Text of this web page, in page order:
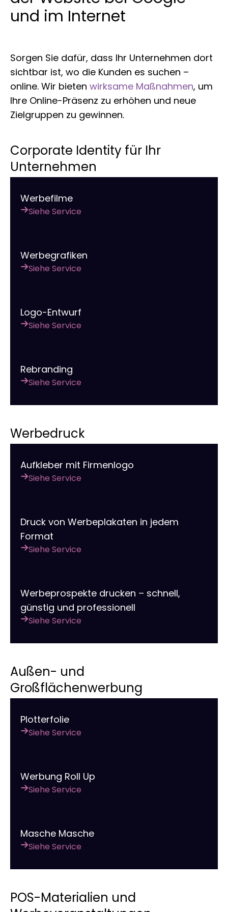
Linkaufbau
Audyt SEO
Optymalizacja SEO
LinkedIn-Anzeigen
Umgang mit sozialen Medien
Remarketing
Übersetzung von Websites
Server-Verwaltung
Werbekleidung
und im Internet
Sorgen Sie dafür, dass Ihr Unternehmen dort
sichtbar ist, wo die Kunden es suchen –
online. Wir bieten wirksame Maßnahmen, um
Ihre Online-Präsenz zu erhöhen und neue
Zielgruppen zu gewinnen.
Corporate Identity für Ihr
Unternehmen
Werbefilme
Siehe Service
Werbegrafiken
Siehe Service
Logo-Entwurf
Siehe Service
Rebranding
Siehe Service
Werbedruck
Aufkleber mit Firmenlogo
Siehe Service
Druck von Werbeplakaten in jedem
Format
Siehe Service
Werbeprospekte drucken – schnell,
günstig und professionell
Siehe Service
Außen- und
Großflächenwerbung
Plotterfolie
Siehe Service
Werbung Roll Up
Siehe Service
Masche Masche
Siehe Service
POS-Materialien und